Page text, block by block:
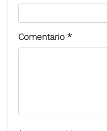
Comentario *